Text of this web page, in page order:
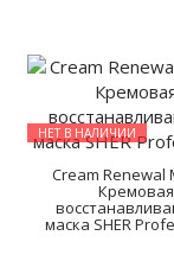
НЕТ В НАЛИЧИИ
Cream Renewal
Кремовая
маска SHER